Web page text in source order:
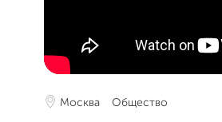
Москва Общество